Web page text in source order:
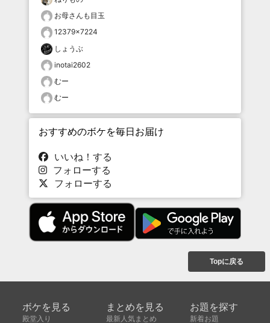
お母さんも目玉
12379×7224
しょうぶ
inotai2602
むー
むー
おすすめのボケを毎日お届け
いいね！する
フォローする
フォローする
Topに戻る
ボケを見る
殿堂入り
まとめを見る
最新人気まとめ
お題を探す
新着お題